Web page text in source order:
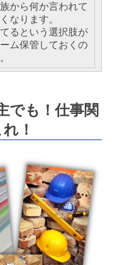
から何か言われて
なります。
るという選択肢が
ム保管しておくの
でも！仕事関
！